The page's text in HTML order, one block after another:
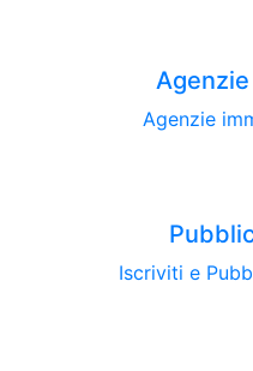
Agenzie
Iscriviti e